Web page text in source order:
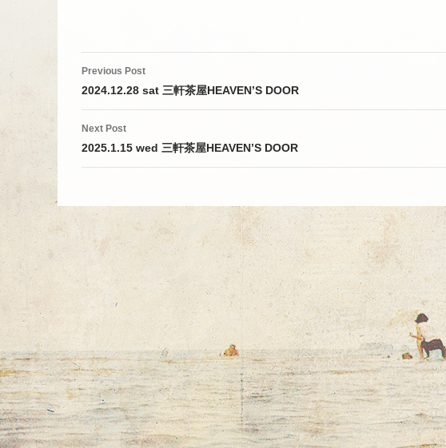
Post
navigation
Previous Post
2024.12.28 sat 三軒茶屋HEAVEN’S DOOR
Next Post
2025.1.15 wed 三軒茶屋HEAVEN’S DOOR